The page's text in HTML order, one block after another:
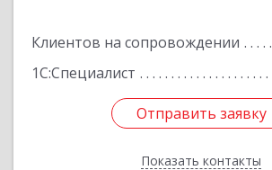
Клиентов на сопровождении
1С:Специалист
Отправить заявку
Показать контакты
Отправить заявку
Назад